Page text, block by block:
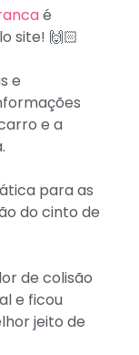
é
site! 🙌🏻
e
e a
para as
do cinto de
de colisão
e ficou
jeito de